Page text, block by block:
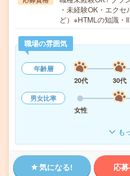
・未経験OK・エク
ど）※HTMLの知識
職場の雰囲気
年齢層
20代
30代
男女比率
女性
も
気になる! 応